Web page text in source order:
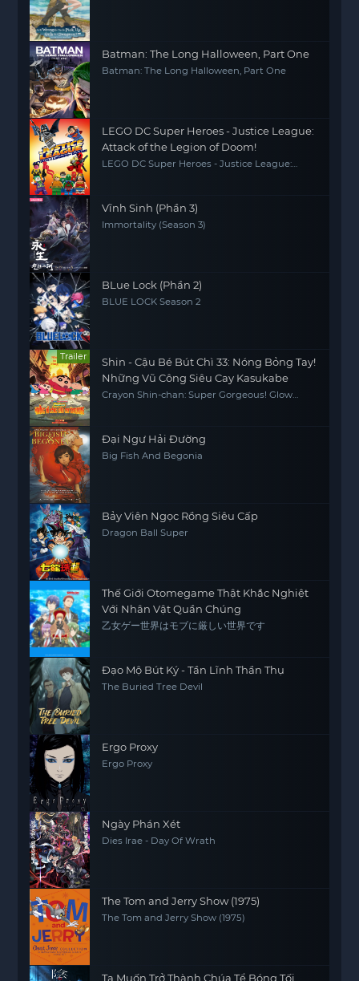
Batman: The Long Halloween, Part One
Batman: The Long Halloween, Part One
LEGO DC Super Heroes - Justice League:
Attack of the Legion of Doom!
LEGO DC Super Heroes - Justice League:
Vĩnh Sinh (Phần 3)
Immortality (Season 3)
BLue Lock (Phần 2)
BLUE LOCK Season 2
Trailer
Shin - Cậu Bé Bút Chì 33: Nóng Bỏng Tay!
Những Vũ Công Siêu Cay Kasukabe
Crayon Shin-chan: Super Gorgeous! Glow
Đại Ngư Hải Đường
Big Fish And Begonia
Bảy Viên Ngọc Rồng Siêu Cấp
Dragon Ball Super
Thế Giới Otomegame Thật Khắc Nghiệt
Với Nhân Vật Quần Chúng
乙女ゲー世界はモブに厳しい世界です
Đạo Mộ Bút Ký - Tần Lĩnh Thần Thụ
The Buried Tree Devil
Ergo Proxy
Ergo Proxy
Ngày Phán Xét
Dies Irae - Day Of Wrath
The Tom and Jerry Show (1975)
The Tom and Jerry Show (1975)
Ta Muốn Trở Thành Chúa Tể Bóng Tối